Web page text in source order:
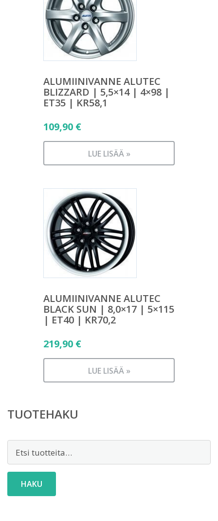
ALUMIINIVANNE ALUTEC
BLIZZARD | 5,5×14 | 4×98 |
ET35 | KR58,1
109,90 €
LUE LISÄÄ »
ALUMIINIVANNE ALUTEC
BLACK SUN | 8,0×17 | 5×115
| ET40 | KR70,2
219,90 €
LUE LISÄÄ »
TUOTEHAKU
HAKU